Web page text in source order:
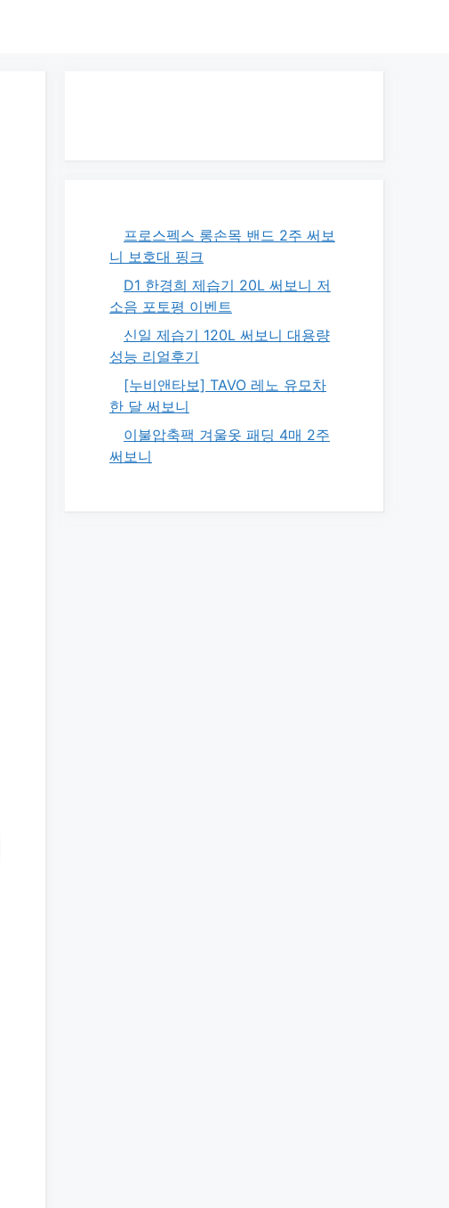
프로스펙스 롱손목 밴드 2주 써보
니 보호대 핑크
D1 한경희 제습기 20L 써보니 저
소음 포토평 이벤트
신일 제습기 120L 써보니 대용량
성능 리얼후기
[누비앤타보] TAVO 레노 유모차
한 달 써보니
이불압축팩 겨울옷 패딩 4매 2주
써보니